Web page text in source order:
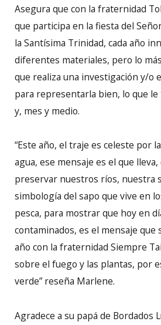
Asegura que con la fraternidad
que participa en la fiesta del
la Santísima Trinidad, cada año
diferentes materiales, pero lo
que realiza una investigación y/o
para representarla bien, lo que
y, mes y medio.
“Este año, el traje es celeste por
agua, ese mensaje es el que
preservar nuestros ríos, nuestra
simbología del sapo que vive en
pesca, para mostrar que hoy en
contaminados, es el mensaje que
año con la fraternidad Siempre
sobre el fuego y las plantas, por
verde” reseña Marlene.
Agradece a su papá de Bordados